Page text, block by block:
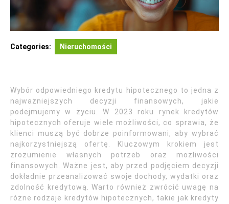
Categories: Nieruchomości
Wybór odpowiedniego kredytu hipotecznego to jedna z
najważniejszych decyzji finansowych, jakie
podejmujemy w życiu. W 2023 roku rynek kredytów
hipotecznych oferuje wiele możliwości, co sprawia, że
klienci muszą być dobrze poinformowani, aby wybrać
najkorzystniejszą ofertę. Kluczowym krokiem jest
zrozumienie własnych potrzeb oraz możliwości
finansowych. Ważne jest, aby przed podjęciem decyzji
dokładnie przeanalizować swoje dochody, wydatki oraz
zdolność kredytową. Warto również zwrócić uwagę na
różne rodzaje kredytów hipotecznych, takie jak kredyty